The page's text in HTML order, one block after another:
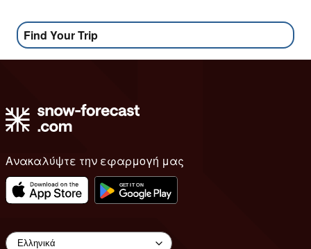
Find Your Trip
Ανακαλύψτε την εφαρμογή μας